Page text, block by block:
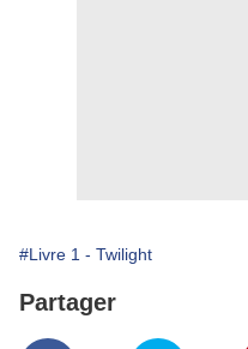
#Livre 1 - Twilight
Partager